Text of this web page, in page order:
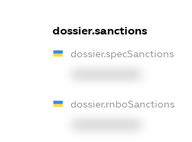
dossier.sanctions
dossier.specSanctions
dossier.rnboSanctions